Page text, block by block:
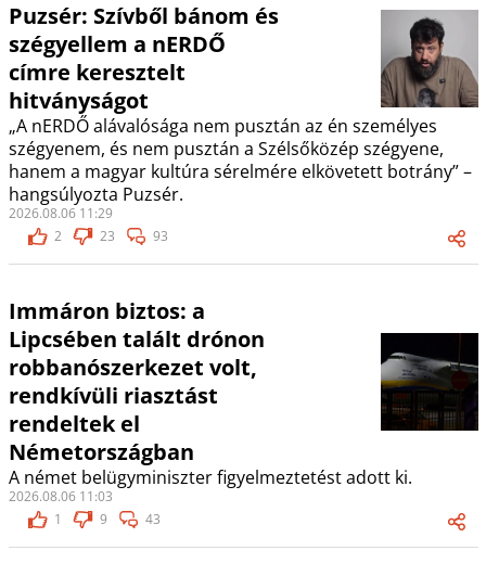
Puzsér: Szívből bánom és
szégyellem a nERDŐ
címre keresztelt
hitványságot
„A nERDŐ alávalósága nem pusztán az én személyes
szégyenem, és nem pusztán a Szélsőközép szégyene,
hanem a magyar kultúra sérelmére elkövetett botrány” –
hangsúlyozta Puzsér.
2026.08.06 11:29
2
23 93
Immáron biztos: a
Lipcsében talált drónon
robbanószerkezet volt,
rendkívüli riasztást
rendeltek el
Németországban
A német belügyminiszter figyelmeztetést adott ki.
2026.08.06 11:03
1
9 43